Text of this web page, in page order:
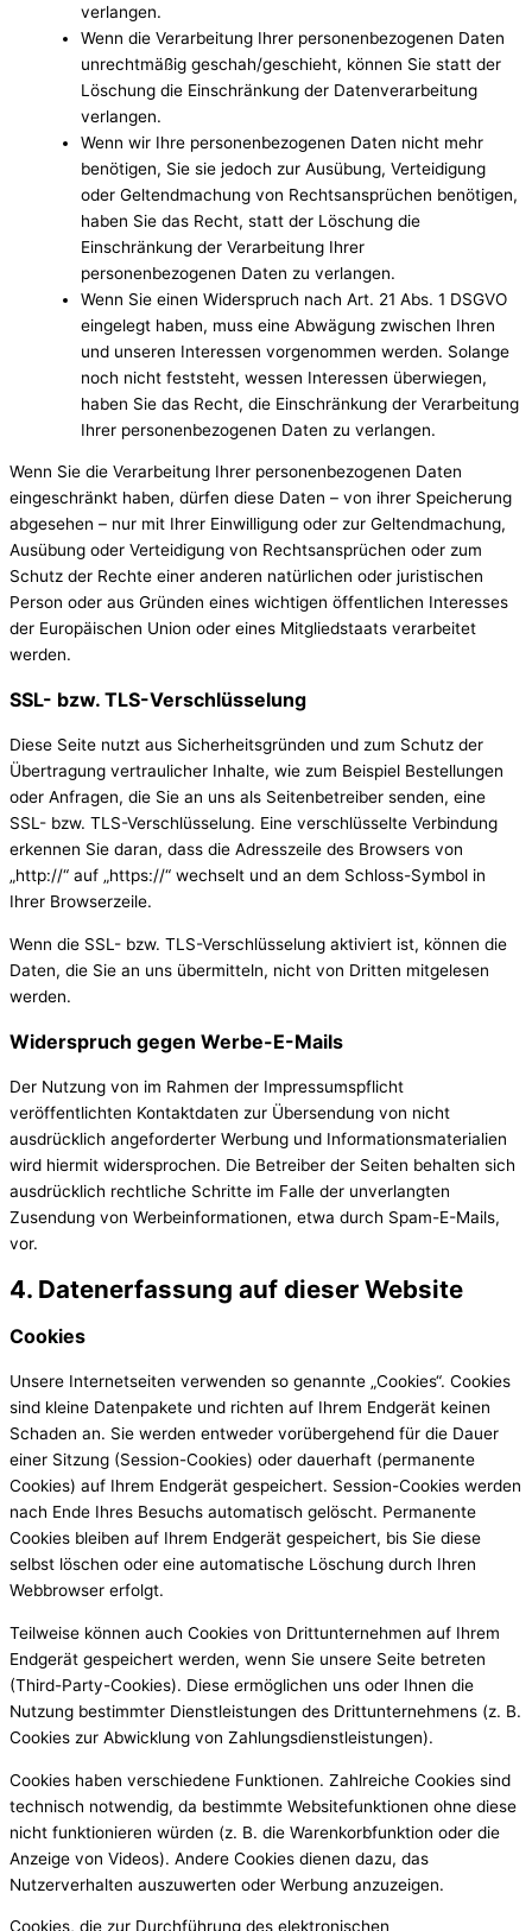
verlangen.
Wenn die Verarbeitung Ihrer personenbezogenen Daten
unrechtmäßig geschah/geschieht, können Sie statt der
Löschung die Einschränkung der Datenverarbeitung
verlangen.
Wenn wir Ihre personenbezogenen Daten nicht mehr
benötigen, Sie sie jedoch zur Ausübung, Verteidigung
oder Geltendmachung von Rechtsansprüchen benötigen,
haben Sie das Recht, statt der Löschung die
Einschränkung der Verarbeitung Ihrer
personenbezogenen Daten zu verlangen.
Wenn Sie einen Widerspruch nach Art. 21 Abs. 1 DSGVO
eingelegt haben, muss eine Abwägung zwischen Ihren
und unseren Interessen vorgenommen werden. Solange
noch nicht feststeht, wessen Interessen überwiegen,
haben Sie das Recht, die Einschränkung der Verarbeitung
Ihrer personenbezogenen Daten zu verlangen.
Wenn Sie die Verarbeitung Ihrer personenbezogenen Daten
eingeschränkt haben, dürfen diese Daten – von ihrer Speicherung
abgesehen – nur mit Ihrer Einwilligung oder zur Geltendmachung,
Ausübung oder Verteidigung von Rechtsansprüchen oder zum
Schutz der Rechte einer anderen natürlichen oder juristischen
Person oder aus Gründen eines wichtigen öffentlichen Interesses
der Europäischen Union oder eines Mitgliedstaats verarbeitet
werden.
SSL- bzw. TLS-Verschlüsselung
Diese Seite nutzt aus Sicherheitsgründen und zum Schutz der
Übertragung vertraulicher Inhalte, wie zum Beispiel Bestellungen
oder Anfragen, die Sie an uns als Seitenbetreiber senden, eine
SSL- bzw. TLS-Verschlüsselung. Eine verschlüsselte Verbindung
erkennen Sie daran, dass die Adresszeile des Browsers von
„http://“ auf „https://“ wechselt und an dem Schloss-Symbol in
Ihrer Browserzeile.
Wenn die SSL- bzw. TLS-Verschlüsselung aktiviert ist, können die
Daten, die Sie an uns übermitteln, nicht von Dritten mitgelesen
werden.
Widerspruch gegen Werbe-E-Mails
Der Nutzung von im Rahmen der Impressumspflicht
veröffentlichten Kontaktdaten zur Übersendung von nicht
ausdrücklich angeforderter Werbung und Informationsmaterialien
wird hiermit widersprochen. Die Betreiber der Seiten behalten sich
ausdrücklich rechtliche Schritte im Falle der unverlangten
Zusendung von Werbeinformationen, etwa durch Spam-E-Mails,
vor.
4. Datenerfassung auf dieser Website
Cookies
Unsere Internetseiten verwenden so genannte „Cookies“. Cookies
sind kleine Datenpakete und richten auf Ihrem Endgerät keinen
Schaden an. Sie werden entweder vorübergehend für die Dauer
einer Sitzung (Session-Cookies) oder dauerhaft (permanente
Cookies) auf Ihrem Endgerät gespeichert. Session-Cookies werden
nach Ende Ihres Besuchs automatisch gelöscht. Permanente
Cookies bleiben auf Ihrem Endgerät gespeichert, bis Sie diese
selbst löschen oder eine automatische Löschung durch Ihren
Webbrowser erfolgt.
Teilweise können auch Cookies von Drittunternehmen auf Ihrem
Endgerät gespeichert werden, wenn Sie unsere Seite betreten
(Third-Party-Cookies). Diese ermöglichen uns oder Ihnen die
Nutzung bestimmter Dienstleistungen des Drittunternehmens (z. B.
Cookies zur Abwicklung von Zahlungsdienstleistungen).
Cookies haben verschiedene Funktionen. Zahlreiche Cookies sind
technisch notwendig, da bestimmte Websitefunktionen ohne diese
nicht funktionieren würden (z. B. die Warenkorbfunktion oder die
Anzeige von Videos). Andere Cookies dienen dazu, das
Nutzerverhalten auszuwerten oder Werbung anzuzeigen.
Cookies, die zur Durchführung des elektronischen